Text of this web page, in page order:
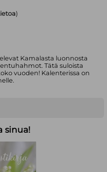
)
Kamalasta luonnosta
Tätä suloista
vuoden! Kalenterissa on
sinua!